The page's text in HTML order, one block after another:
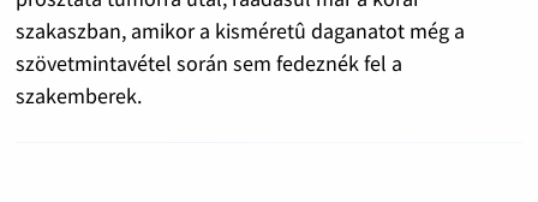
szakaszban, amikor a kisméretû daganatot még a
szövetmintavétel során sem fedeznék fel a
szakemberek.